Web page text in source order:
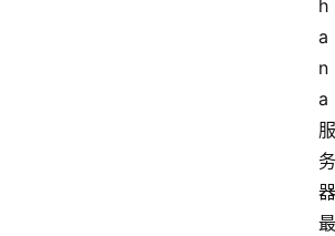
h
a
n
a
服
务
器
最